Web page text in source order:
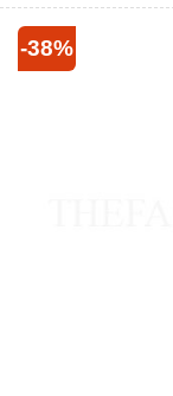
-38%